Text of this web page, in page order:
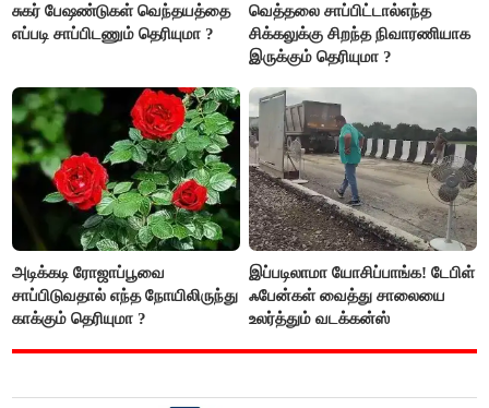
சுகர் பேஷண்டுகள் வெந்தயத்தை
எப்படி சாப்பிடணும் தெரியுமா ?
வெத்தலை சாப்பிட்டால்எந்த
சிக்கலுக்கு சிறந்த நிவாரணியாக
இருக்கும் தெரியுமா ?
அடிக்கடி ரோஜாப்பூவை
சாப்பிடுவதால் எந்த நோயிலிருந்து
காக்கும் தெரியுமா ?
இப்படிலாமா யோசிப்பாங்க! டேபிள்
ஃபேன்கள் வைத்து சாலையை
உலர்த்தும் வடக்கன்ஸ்